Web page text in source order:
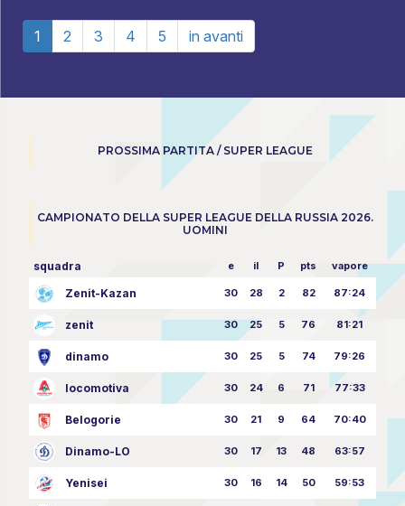
1 2 3 4 5 in avanti
PROSSIMA PARTITA / SUPER LEAGUE
CAMPIONATO DELLA SUPER LEAGUE DELLA RUSSIA 2026.
UOMINI
squadra e il P pts vapore
Zenit-Kazan 30 28 2 82 87:24
zenit 30 25 5 76 81:21
dinamo 30 25 5 74 79:26
locomotiva 30 24 6 71 77:33
Belogorie 30 21 9 64 70:40
Dinamo-LO 30 17 13 48 63:57
Yenisei 30 16 14 50 59:53